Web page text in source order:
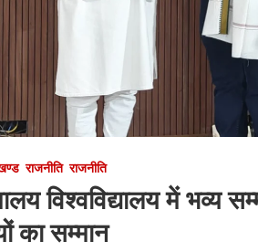
राजनीति राजनीति
विश्वविद्यालय में भव्य
का सम्मान